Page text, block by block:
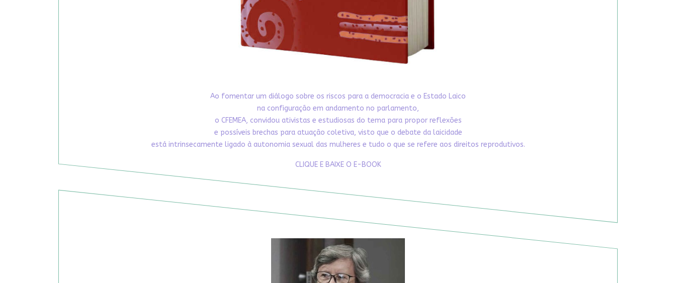
Ao fomentar um diálogo sobre os riscos para a democracia e o Estado Laico
na configuração em andamento no parlamento,
o CFEMEA, convidou ativistas e estudiosas do tema para propor reflexões
e possíveis brechas para atuação coletiva, visto que o debate da laicidade
está intrinsecamente ligado à autonomia sexual das mulheres e tudo o que se refere aos direitos reprodutivos.
CLIQUE E BAIXE O E-BOOK